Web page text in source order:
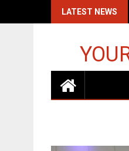
LATEST NEWS